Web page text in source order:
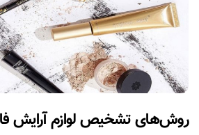
روش‌های تشخیص لوازم آرایش